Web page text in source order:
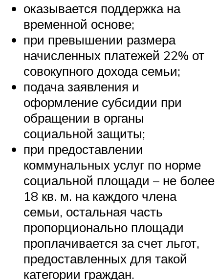
оказывается поддержка на
временной основе;
при превышении размера
начисленных платежей 22% от
совокупного дохода семьи;
подача заявления и
оформление субсидии при
обращении в органы
социальной защиты;
при предоставлении
коммунальных услуг по норме
социальной площади – не более
18 кв. м. на каждого члена
семьи, остальная часть
пропорционально площади
проплачивается за счет льгот,
предоставленных для такой
категории граждан.